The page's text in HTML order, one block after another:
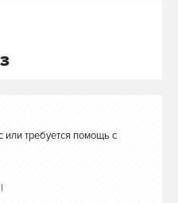
или требуется помощь с
|